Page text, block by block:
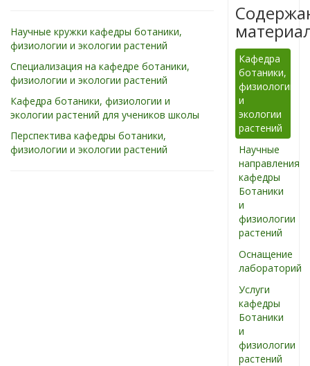
Кафедра
ботаники,
физиологии
и
экологии
растений
Научные
направления
кафедры
Ботаники
и
физиологии
растений
Оснащение
лабораторий
Услуги
кафедры
Ботаники
и
физиологии
растений
Научные кружки кафедры ботаники,
физиологии и экологии растений
Специализация на кафедре ботаники,
физиологии и экологии растений
Кафедра ботаники, физиологии и
экологии растений для учеников школы
Перспектива кафедры ботаники,
физиологии и экологии растений